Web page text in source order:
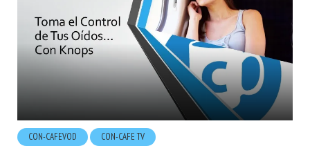
CON-CAFEVOD CON-CAFE TV